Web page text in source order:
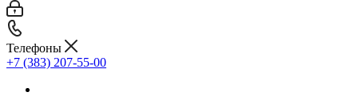
Телефоны
+7 (383) 207-55-00